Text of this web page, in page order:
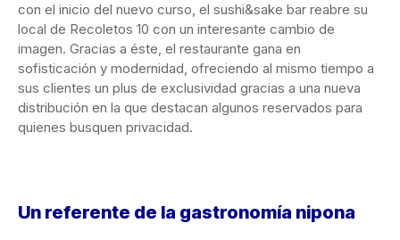
con el inicio del nuevo curso, el sushi&sake bar reabre su
local de Recoletos 10 con un interesante cambio de
imagen. Gracias a éste, el restaurante gana en
sofisticación y modernidad, ofreciendo al mismo tiempo a
sus clientes un plus de exclusividad gracias a una nueva
distribución en la que destacan algunos reservados para
quienes busquen privacidad.
Un referente de la gastronomía nipona